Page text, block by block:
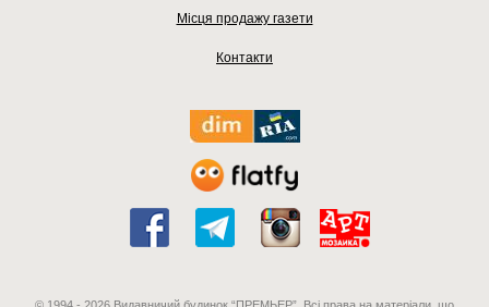
Місця продажу газети
Контакти
© 1994 - 2026 Видавничий будинок “ПРЕМЬЕР”. Всі права на матеріали, що